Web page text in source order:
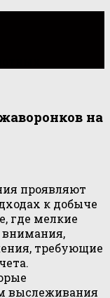
на
проявляют
к добыче
где мелкие
внимания,
требующие
выслеживания